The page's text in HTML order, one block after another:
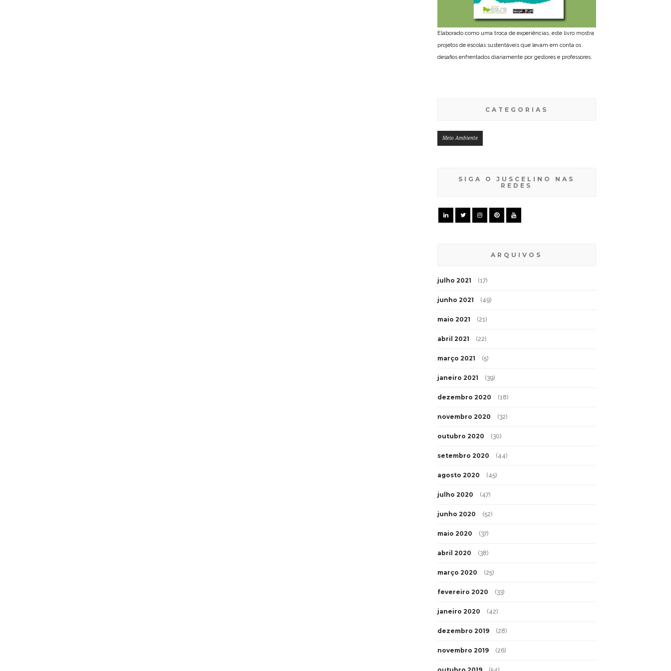
Elaborado como uma troca de experiências, este livro mostra
projetos de escolas sustentáveis que levam em conta os
desafios enfrentados diariamente por gestores e professores.
CATEGORIAS
Meio Ambiente
SIGA O JUSCELINO NAS
REDES
ARQUIVOS
julho 2021 (17)
junho 2021 (49)
maio 2021 (21)
abril 2021 (22)
março 2021 (5)
janeiro 2021 (39)
dezembro 2020 (18)
novembro 2020 (32)
outubro 2020 (30)
setembro 2020 (44)
agosto 2020 (45)
julho 2020 (47)
junho 2020 (52)
maio 2020 (37)
abril 2020 (38)
março 2020 (25)
fevereiro 2020 (33)
janeiro 2020 (42)
dezembro 2019 (28)
novembro 2019 (26)
outubro 2019